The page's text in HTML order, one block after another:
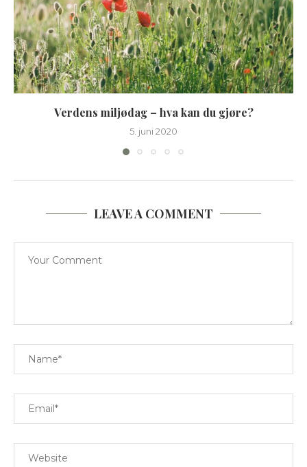
Verdens miljødag – hva kan du gjøre?
5. juni 2020
LEAVE A COMMENT